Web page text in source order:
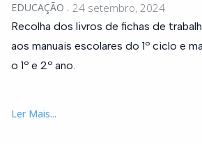
EDUCAÇÃO 24 setembro, 2024
Recolha dos livros de fichas de
aos manuais escolares do 1º ciclo e
o 1º e 2º ano.
Ler Mais...